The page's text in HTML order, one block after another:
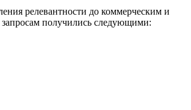
релевантности до коммерческим и
получились следующими: